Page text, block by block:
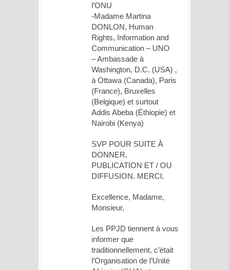
l’ONU
-Madame Martina
DONLON, Human
Rights, Information and
Communication – UNO
– Ambassade à
Washington, D.C. (USA) ,
à Ottawa (Canada), Paris
(France), Bruxelles
(Belgique) et surtout
Addis Abeba (Éthiopie) et
Nairobi (Kenya)
SVP POUR SUITE À
DONNER,
PUBLICATION ET / OU
DIFFUSION. MERCI.
Excellence, Madame,
Monsieur,
Les PPJD tiennent à vous
informer que
traditionnellement, c’était
l’Organisation de l’Unité